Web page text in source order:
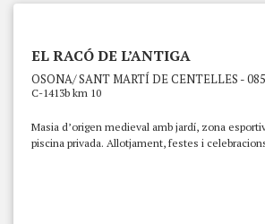
EL RACÓ DE L’ANTIGA
OSONA/ SANT MARTÍ DE CENTELLES -
C-1413b km 10
Masia d’origen medieval amb jardí, zona
piscina privada. Allotjament, festes i